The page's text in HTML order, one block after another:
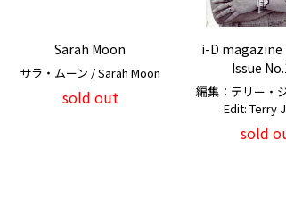
Sarah Moon
サラ・ムーン / Sarah Moon
sold out
i-D magazine
Issue
編集：テリー・
Edit: Terry
sold